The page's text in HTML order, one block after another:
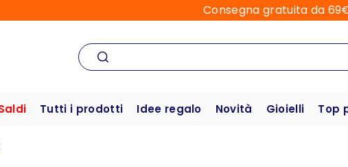
Consegna gratuita da
Tutti i prodotti Idee regalo Novità Gioielli Top